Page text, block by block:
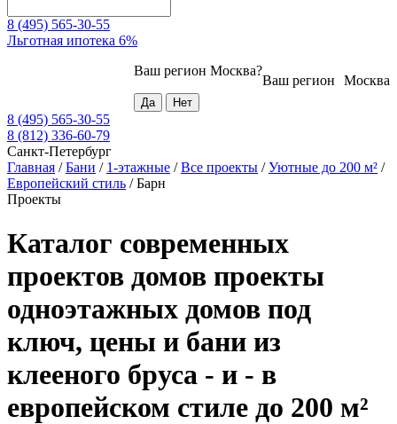
8 (495) 565-30-55
Льготная ипотека 6%
Москва
Ваш регион
Ваш регион Москва?
8 (495) 565-30-55
8 (812) 336-60-79
Санкт-Петербург
Главная /Бани / 1-этажные /Все проекты /Уютные до 200 м² /
Европейский стиль /Барн
Проекты
Каталог современных
проектов домов проекты
одноэтажных домов под
ключ, цены и бани из
клееного бруса - и - в
европейском стиле до 200 м²